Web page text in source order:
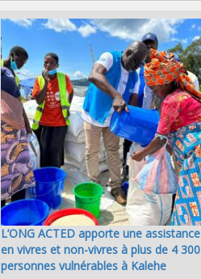
L’ONG ACTED apporte une assistance
en vivres et non-vivres à plus de 4 300
personnes vulnérables à Kalehe